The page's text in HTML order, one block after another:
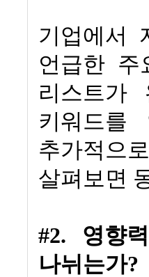
기업에서
언급한 주
리스트가
키워드
추가적으
살펴보면
#2. 영향
나뉘는가?